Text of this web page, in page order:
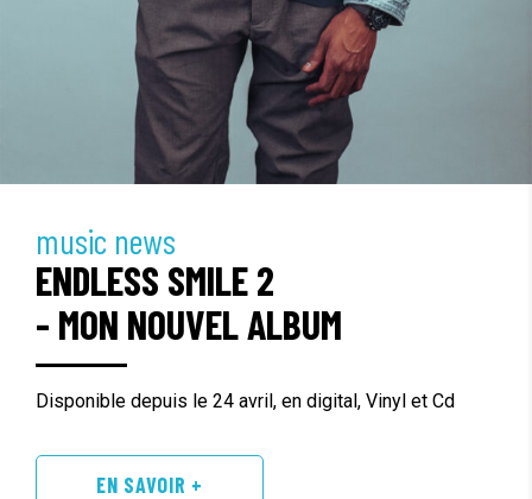
music news
ENDLESS SMILE 2
- MON NOUVEL ALBUM
Disponible depuis le 24 avril, en digital, Vinyl et Cd
EN SAVOIR +